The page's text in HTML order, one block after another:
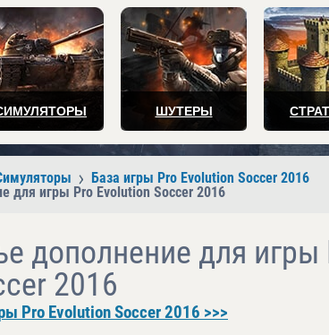
ШУТЕРЫ
База игры Pro Evolution Soccer 2016
для игры Pro Evolution Soccer 2016
дополнение для игры
2016
Pro Evolution Soccer 2016 >>>